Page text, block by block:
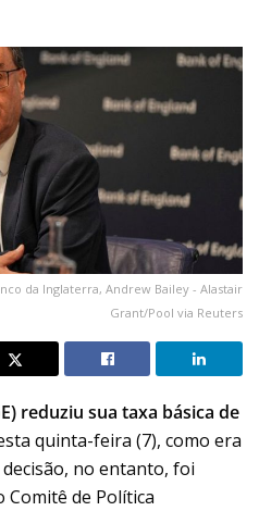
da Inglaterra, Andrew Bailey - Alastair
Grant/Pool via Reuters
reduziu sua taxa básica de
quinta-feira (7), como era
no entanto, foi
Comitê de Política